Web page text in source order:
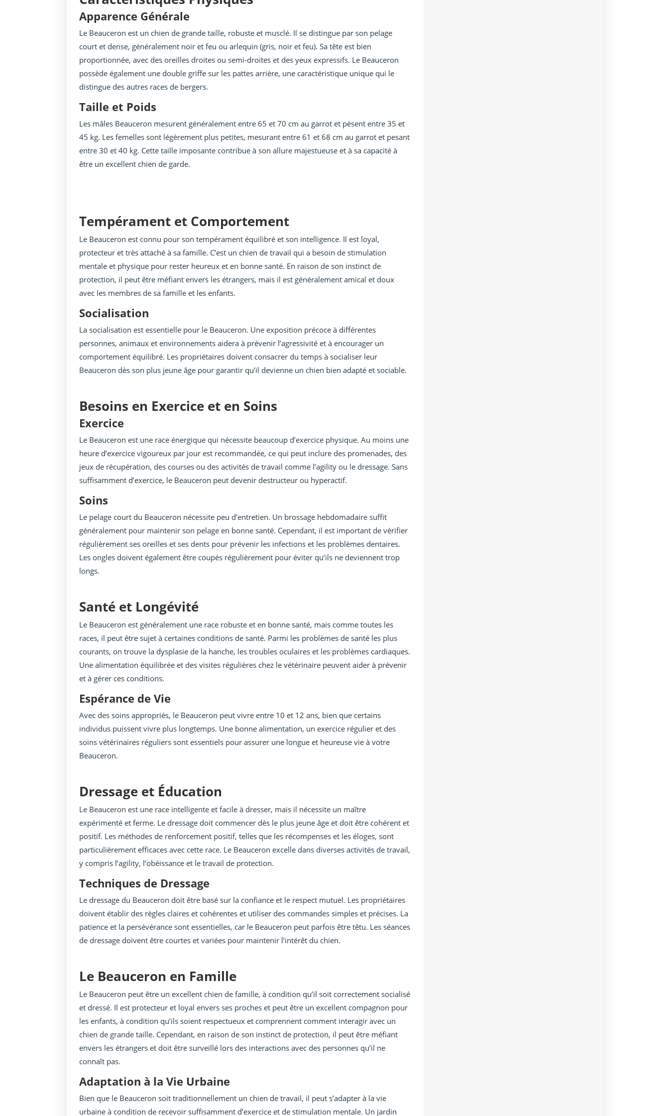
Apparence Générale
Le Beauceron est un chien de grande taille, robuste et musclé. Il se distingue par son pelage
court et dense, généralement noir et feu ou arlequin (gris, noir et feu). Sa tête est bien
proportionnée, avec des oreilles droites ou semi-droites et des yeux expressifs. Le Beauceron
possède également une double griffe sur les pattes arrière, une caractéristique unique qui le
distingue des autres races de bergers.
Taille et Poids
Les mâles Beauceron mesurent généralement entre 65 et 70 cm au garrot et pèsent entre 35 et
45 kg. Les femelles sont légèrement plus petites, mesurant entre 61 et 68 cm au garrot et pesant
entre 30 et 40 kg. Cette taille imposante contribue à son allure majestueuse et à sa capacité à
être un excellent chien de garde.
Tempérament et Comportement
Le Beauceron est connu pour son tempérament équilibré et son intelligence. Il est loyal,
protecteur et très attaché à sa famille. C’est un chien de travail qui a besoin de stimulation
mentale et physique pour rester heureux et en bonne santé. En raison de son instinct de
protection, il peut être méfiant envers les étrangers, mais il est généralement amical et doux
avec les membres de sa famille et les enfants.
Socialisation
La socialisation est essentielle pour le Beauceron. Une exposition précoce à différentes
personnes, animaux et environnements aidera à prévenir l’agressivité et à encourager un
comportement équilibré. Les propriétaires doivent consacrer du temps à socialiser leur
Beauceron dès son plus jeune âge pour garantir qu’il devienne un chien bien adapté et sociable.
Besoins en Exercice et en Soins
Exercice
Le Beauceron est une race énergique qui nécessite beaucoup d’exercice physique. Au moins une
heure d’exercice vigoureux par jour est recommandée, ce qui peut inclure des promenades, des
jeux de récupération, des courses ou des activités de travail comme l’agility ou le dressage. Sans
suffisamment d’exercice, le Beauceron peut devenir destructeur ou hyperactif.
Soins
Le pelage court du Beauceron nécessite peu d’entretien. Un brossage hebdomadaire suffit
généralement pour maintenir son pelage en bonne santé. Cependant, il est important de vérifier
régulièrement ses oreilles et ses dents pour prévenir les infections et les problèmes dentaires.
Les ongles doivent également être coupés régulièrement pour éviter qu’ils ne deviennent trop
longs.
Santé et Longévité
Le Beauceron est généralement une race robuste et en bonne santé, mais comme toutes les
races, il peut être sujet à certaines conditions de santé. Parmi les problèmes de santé les plus
courants, on trouve la dysplasie de la hanche, les troubles oculaires et les problèmes cardiaques.
Une alimentation équilibrée et des visites régulières chez le vétérinaire peuvent aider à prévenir
et à gérer ces conditions.
Espérance de Vie
Avec des soins appropriés, le Beauceron peut vivre entre 10 et 12 ans, bien que certains
individus puissent vivre plus longtemps. Une bonne alimentation, un exercice régulier et des
soins vétérinaires réguliers sont essentiels pour assurer une longue et heureuse vie à votre
Beauceron.
Dressage et Éducation
Le Beauceron est une race intelligente et facile à dresser, mais il nécessite un maître
expérimenté et ferme. Le dressage doit commencer dès le plus jeune âge et doit être cohérent et
positif. Les méthodes de renforcement positif, telles que les récompenses et les éloges, sont
particulièrement efficaces avec cette race. Le Beauceron excelle dans diverses activités de travail,
y compris l’agility, l’obéissance et le travail de protection.
Techniques de Dressage
Le dressage du Beauceron doit être basé sur la confiance et le respect mutuel. Les propriétaires
doivent établir des règles claires et cohérentes et utiliser des commandes simples et précises. La
patience et la persévérance sont essentielles, car le Beauceron peut parfois être têtu. Les séances
de dressage doivent être courtes et variées pour maintenir l’intérêt du chien.
Le Beauceron en Famille
Le Beauceron peut être un excellent chien de famille, à condition qu’il soit correctement socialisé
et dressé. Il est protecteur et loyal envers ses proches et peut être un excellent compagnon pour
les enfants, à condition qu’ils soient respectueux et comprennent comment interagir avec un
chien de grande taille. Cependant, en raison de son instinct de protection, il peut être méfiant
envers les étrangers et doit être surveillé lors des interactions avec des personnes qu’il ne
connaît pas.
Adaptation à la Vie Urbaine
Bien que le Beauceron soit traditionnellement un chien de travail, il peut s’adapter à la vie
urbaine à condition de recevoir suffisamment d’exercice et de stimulation mentale. Un jardin